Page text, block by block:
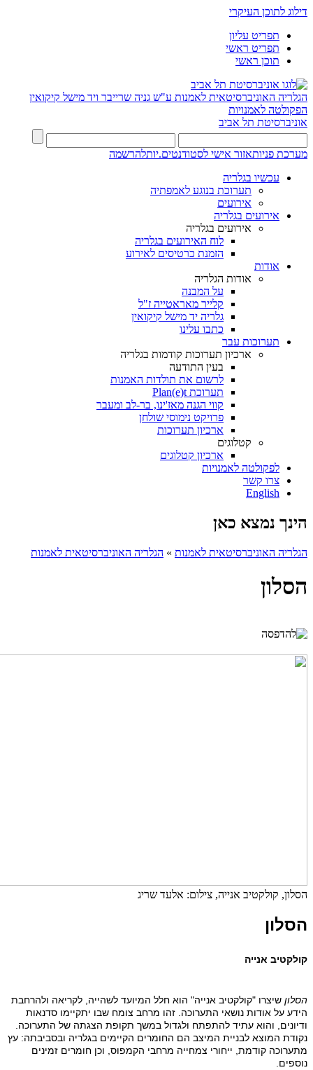
דילוג לתוכן העיקרי
תפריט עליון
תפריט ראשי
תוכן ראשי
הגלריה האוניברסיטאית לאמנות ע"ש גניה שרייבר ויד מישל קיקואין
הפקולטה לאמנויות
אוניברסיטת תל אביב
מערכת פניותאזור אישי לסטודנטים.יותלהרשמה
עכשיו בגלריה
תערוכת בנוגע לאמפתיה
אירועים
אירועים בגלריה
אירועים בגלריה
לוח האירועים בגלריה
הזמנת כרטיסים לאירוע
אודות
אודות הגלריה
על המבנה
קלייר מאראטייה ז"ל
גלריה יד מישל קיקואין
כתבו עלינו
תערוכות עבר
ארכיון תערוכות קודמות בגלריה
בעין התודעה
לרשום את תולדות האמנות
תערוכת Plan(e)t
קווי הגנה מאז'ינו, בר-לב ומעבר
פרויקט נימוסי שולחן
ארכיון תערוכות
קטלוגים
ארכיון קטלוגים
לפקולטה לאמנויות
צרו קשר
English
הינך נמצא כאן
הגלריה האוניברסיטאית לאמנות » הגלריה האוניברסיטאית לאמנות
הסלון
הסלון, קולקטיב אנייה, צילום: אלעד שריג
הסלון
קולקטיב אנייה
הסלון שיצרו "קולקטיב אנייה" הוא חלל המיועד לשהייה, לקריאה ולהרחבת
הידע על אודות נושאי התערוכה. זהו מרחב צומח שבו יתקיימו סדנאות
ודיונים, והוא עתיד להתפתח ולגדול במשך תקופת הצגתה של התערוכה.
נקודת המוצא לבניית המיצב הם החומרים הקיימים בגלריה ובסביבתה: עץ
מתערוכה קודמת, ייחורי צמחייה מרחבי הקמפוס, וכן חומרים זמינים
נוספים.